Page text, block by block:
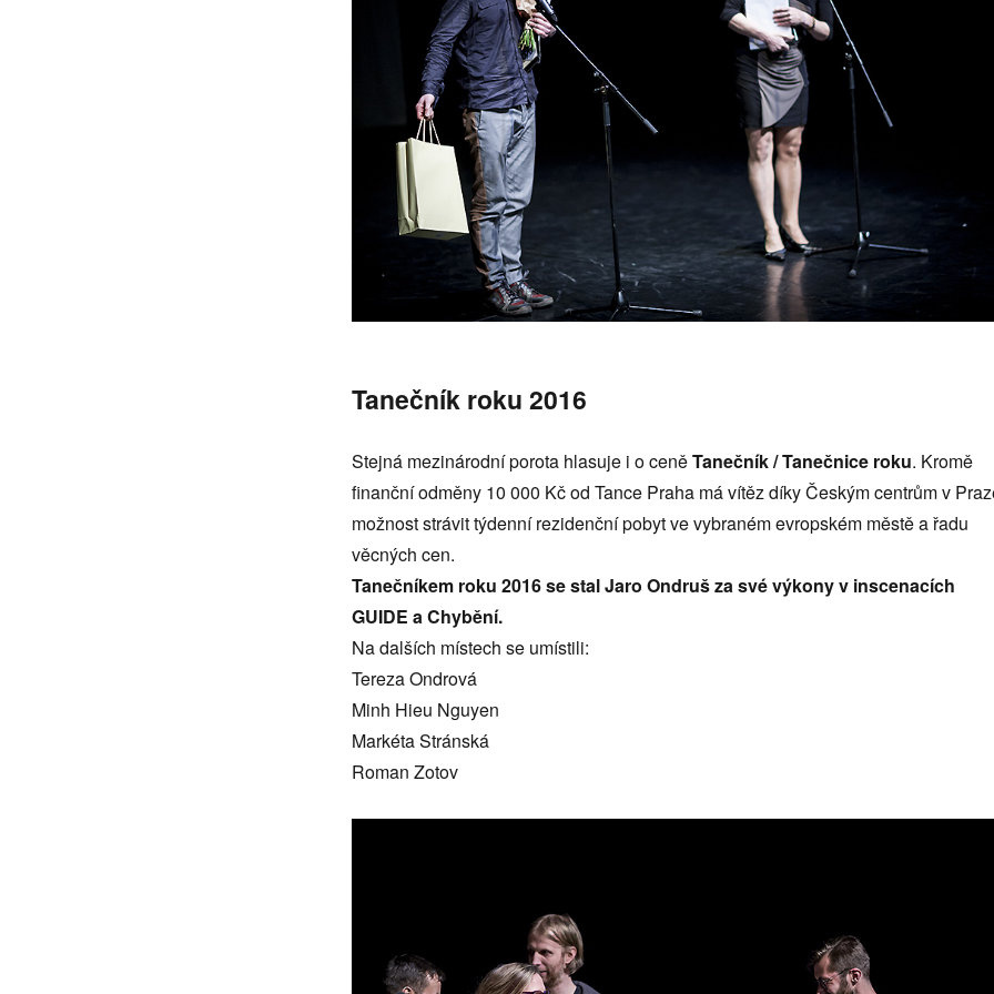
Tanečník roku 2016
Stejná mezinárodní porota hlasuje i o ceněTanečník / Tanečnice roku. Kromě
finanční odměny 10 000 Kč od Tance Praha má vítěz díky Českým centrům v
možnost strávit týdenní rezidenční pobyt ve vybraném evropském městě a řadu
věcných cen.
Tanečníkem roku 2016 se stal Jaro Ondruš za své výkony v inscenacích
GUIDE a Chybění.
Na dalších místech se umístili:
Tereza Ondrová
Minh Hieu Nguyen
Markéta Stránská
Roman Zotov